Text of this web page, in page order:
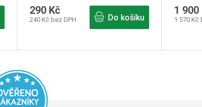
240 Kč bez DPH
290 Kč
Do košíku 1 570 Kč
1 900